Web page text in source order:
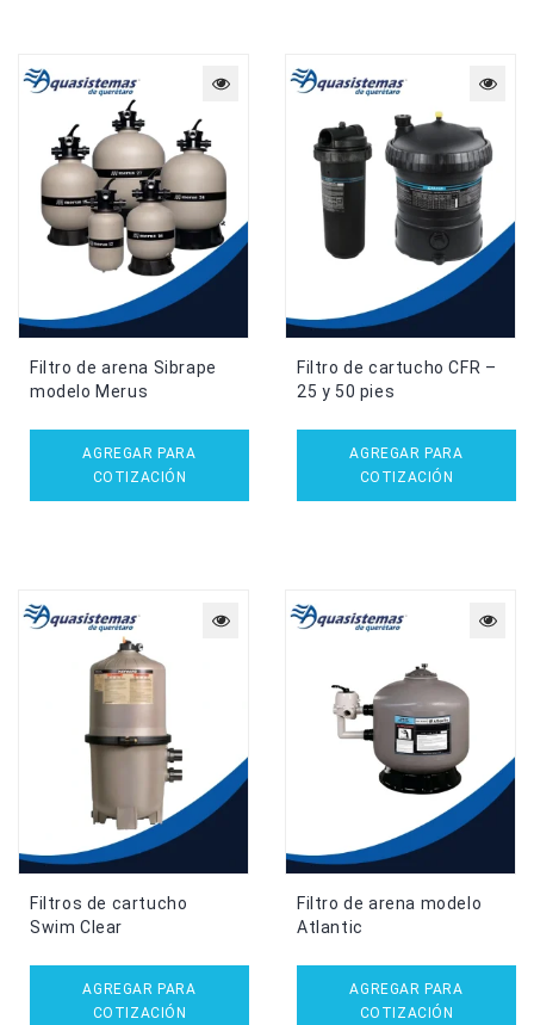
Filtro de arena Sibrape
modelo Merus
AGREGAR PARA
COTIZACIÓN
Filtro de cartucho CFR –
25 y 50 pies
AGREGAR PARA
COTIZACIÓN
Filtros de cartucho
Swim Clear
AGREGAR PARA
COTIZACIÓN
Filtro de arena modelo
Atlantic
AGREGAR PARA
COTIZACIÓN